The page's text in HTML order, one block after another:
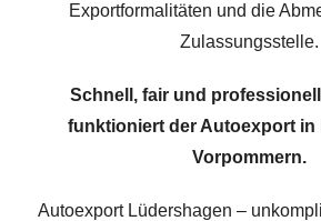
Exportformalitäten und die
Zulassungsstelle.
Schnell, fair und
funktioniert der Autoexport in
Vorpommern.
Autoexport Lüdershagen –